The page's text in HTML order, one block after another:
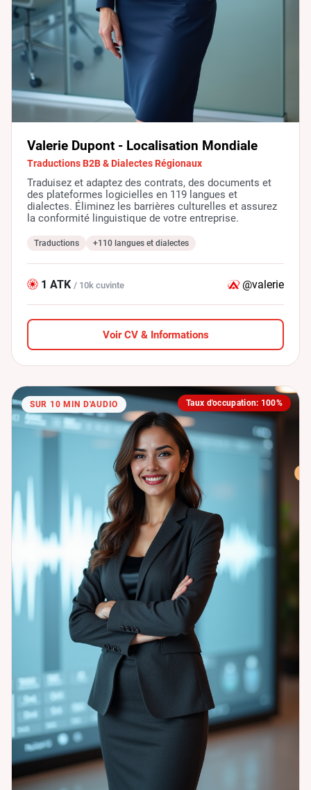
Valerie Dupont - Localisation Mondiale
Traductions B2B & Dialectes Régionaux
Traduisez et adaptez des contrats, des documents et
des plateformes logicielles en 119 langues et
dialectes. Éliminez les barrières culturelles et assurez
la conformité linguistique de votre entreprise.
Traductions +110 langues et dialectes
1 ATK / 10k cuvinte @valerie
Voir CV & Informations
Taux d'occupation: 100%
SUR 10 MIN D'AUDIO